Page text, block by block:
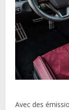
Avec des